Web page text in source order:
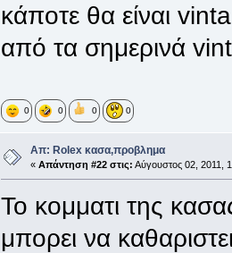
κάποτε θα είναι
από τα σημερινά
0 0 0 0
Απ: Rolex κασα,προβλημα
« Απάντηση #22 στις: Αύγουστος 02, 2011,
Το κομματι της
μπορει να